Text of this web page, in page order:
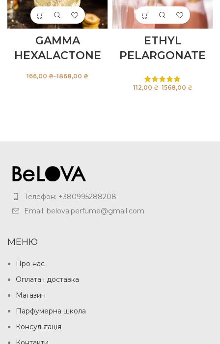
GAMMA
HEXALACTONE
₴ ₴
ETHYL
PELARGONATE
₴ ₴
Телефон: +380995288208
Email: belova.perfume@gmail.com
МЕНЮ
Про нас
Оплата і доставка
Магазин
Парфумерна школа
Консультація